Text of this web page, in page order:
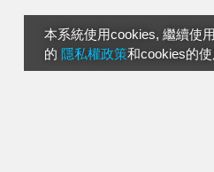
本系統使用cookies, 繼續使
的 隱私權政策和cookies的使